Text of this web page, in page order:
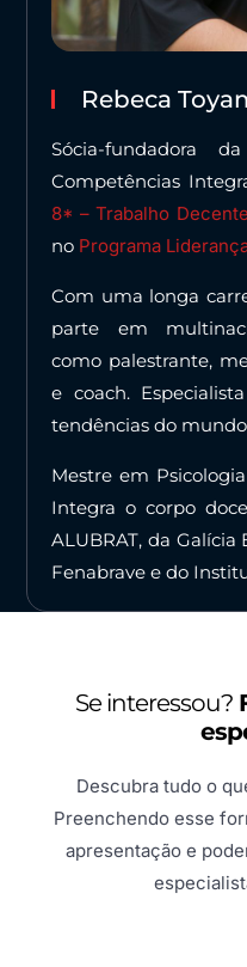
Rebeca
Sócia-fundadora
Competências
8* – Trabalho
no Programa
Com uma longa
parte em
como palestrante,
e coach.
tendências do
Mestre em
Integra o corpo
ALUBRAT, da
Fenabrave e do
Se interessou?
Descubra tudo o
Preenchendo esse
apresentação e